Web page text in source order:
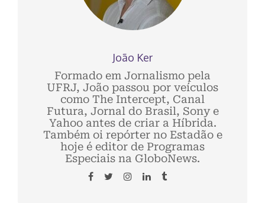
João Ker
Formado em Jornalismo pela
UFRJ, João passou por veículos
como The Intercept, Canal
Futura, Jornal do Brasil, Sony e
Yahoo antes de criar a Híbrida.
Também oi repórter no Estadão e
hoje é editor de Programas
Especiais na GloboNews.